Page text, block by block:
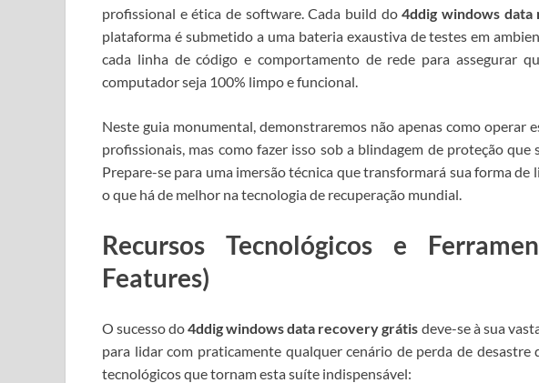
profissional e ética de software.Cada build do4ddig windows
plataforma é submetido a uma bateria exaustiva de testes em
cada linha de código e comportamento de rede para assegurar
computador seja 100% limpo e funcional.
Neste guia monumental, demonstraremos não apenas como operar
profissionais, mas como fazer isso sob a blindagem de proteção que
Prepare-se para uma imersão técnica que transformará sua forma
o que há de melhor na tecnologia de recuperação mundial.
Recursos Tecnológicos e
Features)
O sucesso do4ddig windows data recovery grátis deve-se à sua
para lidar com praticamente qualquer cenário de perda de
tecnológicos que tornam esta suíte indispensável: